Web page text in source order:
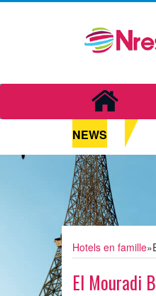
NEWS
Hotels en famille»
El Mouradi